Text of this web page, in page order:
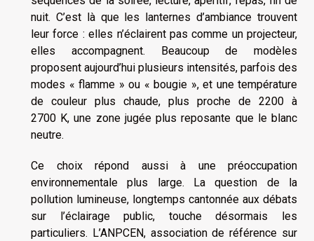
nuit. C’est là que les lanternes d’ambiance trouvent
leur force : elles n’éclairent pas comme un projecteur,
elles accompagnent. Beaucoup de modèles
proposent aujourd’hui plusieurs intensités, parfois des
modes « flamme » ou « bougie », et une température
de couleur plus chaude, plus proche de 2200 à
2700 K, une zone jugée plus reposante que le blanc
neutre.
Ce choix répond aussi à une préoccupation
environnementale plus large. La question de la
pollution lumineuse, longtemps cantonnée aux débats
sur l’éclairage public, touche désormais les
particuliers. L’ANPCEN, association de référence sur